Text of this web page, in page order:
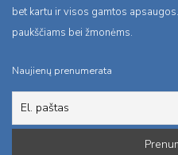
bet kartu ir visos gamtos
paukščiams bei žmonėms.
Naujienų prenumerata